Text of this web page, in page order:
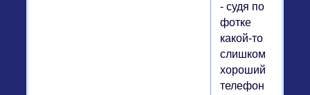
- судя по
фотке
какой-то
слишком
хороший
телефон